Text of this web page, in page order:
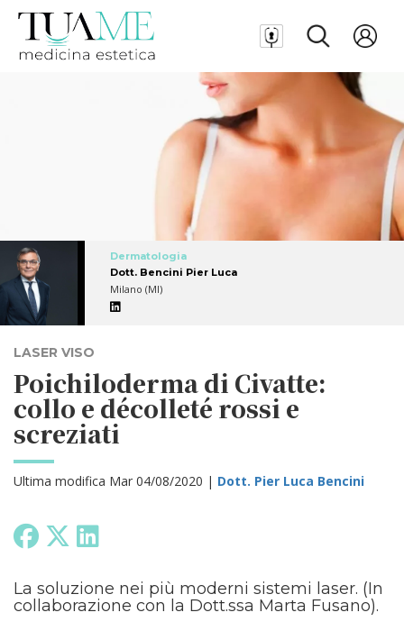
Dermatologia
Dott. Bencini Pier Luca
Milano (MI)
LASER VISO
Poichiloderma di Civatte:
collo e décolleté rossi e
screziati
Ultima modifica Mar 04/08/2020 | Dott. Pier Luca Bencini
La soluzione nei più moderni sistemi laser. (In
collaborazione con la Dott.ssa Marta Fusano).